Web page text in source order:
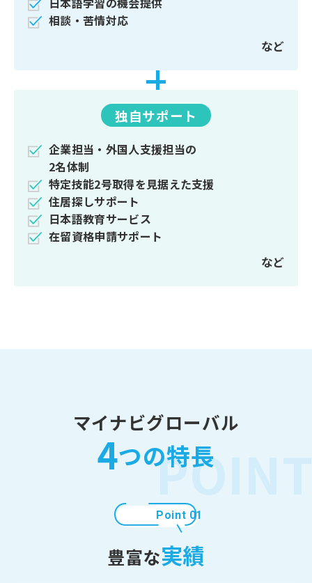
相談・苦情対応
など
独自サポート
企業担当・ 外国人支援担当の
2名体制
特定技能2号取得を見据えた支援
住居探しサポート
日本語教育サービス
在留資格申請サポート
など
マイナビグローバル
4つの特長
Point 01
豊富な実績